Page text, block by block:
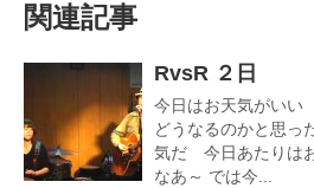
関連記事
RvsR ２日
今日はお天気がい
どうなるのかと思っ
気だ 今日あたりは
なあ～ では今...